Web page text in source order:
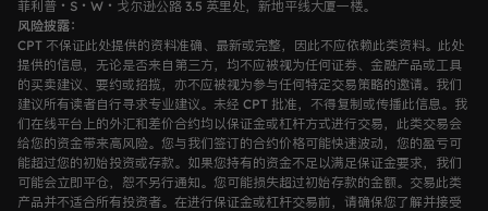
菲利普・S・W・戈尔逊公路 3.5 英里处，新地平线大厦一楼。
风险披露：
CPT 不保证此处提供的资料准确、最新或完整，因此不应依赖此类资料。此处
提供的信息，无论是否来自第三方，均不应被视为任何证券、金融产品或工具
的买卖建议、要约或招揽，亦不应被视为参与任何特定交易策略的邀请。我们
建议所有读者自行寻求专业建议。未经 CPT 批准，不得复制或传播此信息。我
们在线平台上的外汇和差价合约均以保证金或杠杆方式进行交易，此类交易会
给您的资金带来高风险。您与我们签订的合约价格可能快速波动，您的盈亏可
能超过您的初始投资或存款。如果您持有的资金不足以满足保证金要求，我们
可能会立即平仓，恕不另行通知。您可能损失超过初始存款的金额。交易此类
产品并不适合所有投资者。在进行保证金或杠杆交易前，请确保您了解并接受